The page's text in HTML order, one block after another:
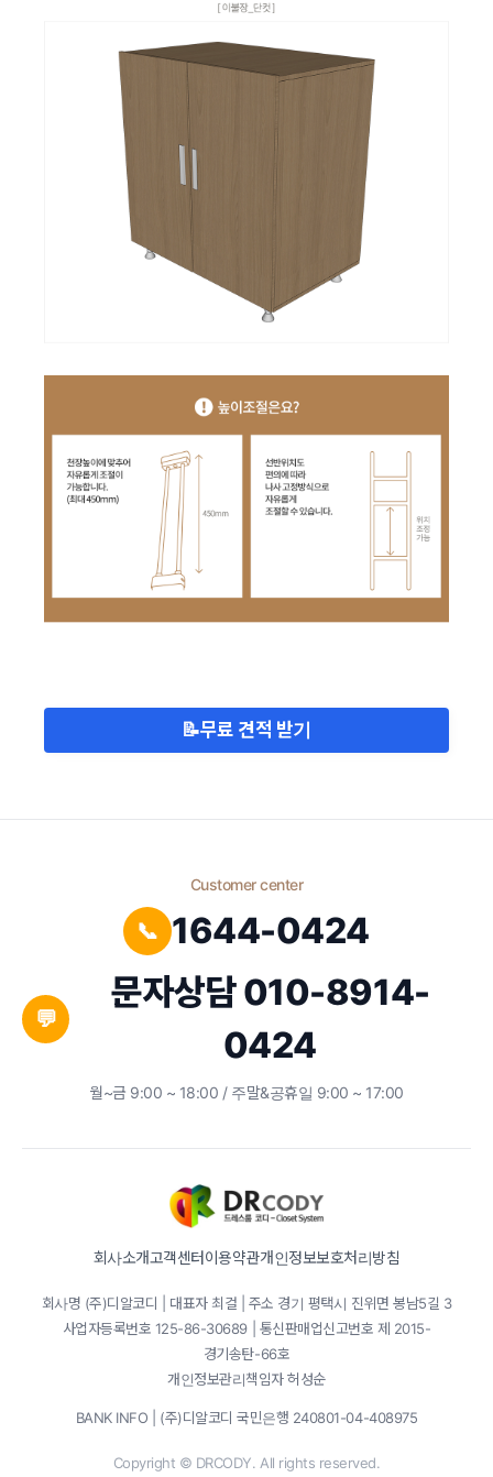
📝무료 견적 받기
Customer center
📞 1644-0424
💬
문자상담 010-8914-
0424
월~금 9:00 ~ 18:00 / 주말&공휴일 9:00 ~ 17:00
회사소개고객센터이용약관개인정보보호처리방침
회사명 (주)디알코디 | 대표자 최걸 | 주소 경기 평택시 진위면 봉남5길 3
사업자등록번호 125-86-30689 | 통신판매업신고번호 제 2015-
경기송탄-66호
개인정보관리책임자 허성순
BANK INFO | (주)디알코디 국민은행 240801-04-408975
Copyright © DRCODY. All rights reserved.